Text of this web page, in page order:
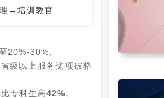
→培训教官
20%-30%。
级以上服务奖项破格
专科生高42%。